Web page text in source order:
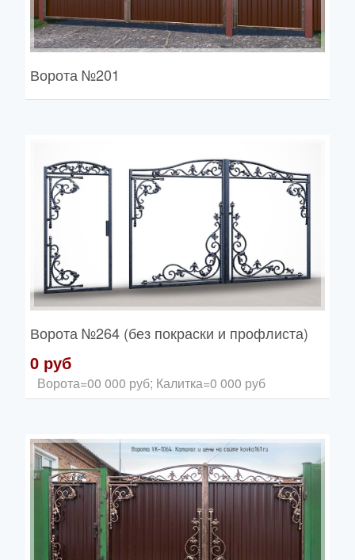
Ворота№201
Ворота№264 (без покраски и профлиста)
0 руб
Ворота=00 000 руб; Калитка=0 000 руб